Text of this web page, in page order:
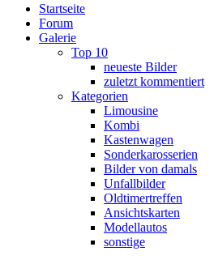
Startseite
Forum
Galerie
Top 10
neueste Bilder
zuletzt kommentiert
Kategorien
Limousine
Kombi
Kastenwagen
Sonderkarosserien
Bilder von damals
Unfallbilder
Oldtimertreffen
Ansichtskarten
Modellautos
sonstige